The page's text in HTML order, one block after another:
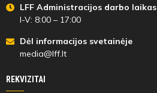
LFF Administracijos darbo laikas
I-V: 8:00 – 17:00
Dėl informacijos svetainėje
media@lff.lt
REKVIZITAI